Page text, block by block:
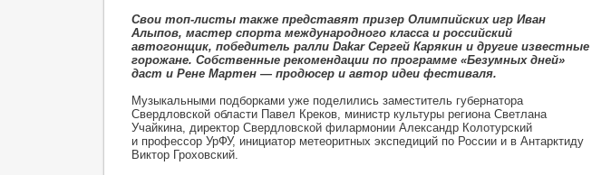
Свои топ-листы также представят призер Олимпийских игр Иван
Алыпов, мастер спорта международного класса и российский
автогонщик, победитель ралли Dakar Сергей Карякин и другие известные
горожане. Собственные рекомендации по программе «Безумных дней»
даст и Рене Мартен — продюсер и автор идеи фестиваля.
Музыкальными подборками уже поделились заместитель губернатора
Свердловской области Павел Креков, министр культуры региона Светлана
Учайкина, директор Свердловской филармонии Александр Колотурский
и профессор УрФУ, инициатор метеоритных экспедиций по России и в Антарктиду
Виктор Гроховский.